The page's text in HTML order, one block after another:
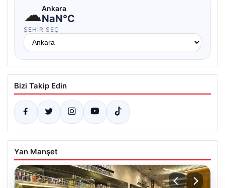
☁Ankara
NaN°C
ŞEHIR SEÇ
Bizi Takip Edin
Yan Manşet